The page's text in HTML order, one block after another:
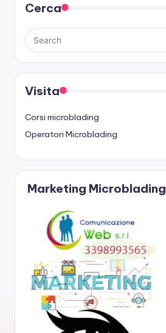
Cerca
Visita
Corsi microblading
Operatori Microblading
Marketing Microblading